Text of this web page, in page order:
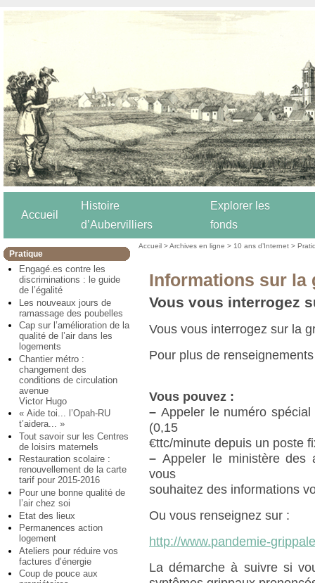
Accueil
Histoire
d’Aubervilliers
Explorer les
fonds
Pratique
Engagé.es contre les
discriminations : le guide
de l’égalité
Les nouveaux jours de
ramassage des poubelles
Cap sur l’amélioration de la
qualité de l’air dans les
logements
Chantier métro :
changement des
conditions de circulation
avenue
Victor Hugo
« Aide toi... l’Opah-RU
t’aidera... »
Tout savoir sur les Centres
de loisirs maternels
Restauration scolaire :
renouvellement de la carte
tarif pour 2015-2016
Pour une bonne qualité de
l’air chez soi
Etat des lieux
Permanences action
logement
Ateliers pour réduire vos
factures d’énergie
Coup de pouce aux
Accueil >Archives en ligne > 10 ans d’Internet >
Informations sur la
Vous vous interrogez
Vous vous interrogez sur la
Pour plus de renseignements
Vous pouvez :
– Appeler le numéro
(0,15
€ttc/minute depuis un poste
– Appeler le ministère des
vous
souhaitez des informations
Ou vous renseignez sur :
http://www.pandemie-
La démarche à suivre si